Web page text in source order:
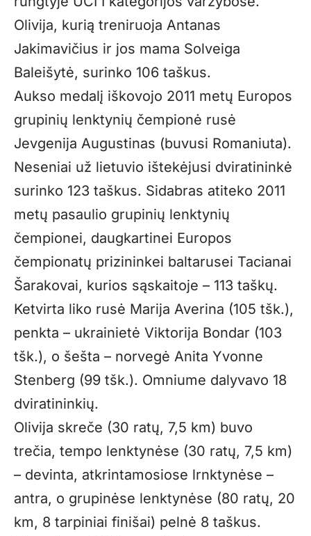
Olivija, kurią treniruoja Antanas
Jakimavičius ir jos mama Solveiga
Baleišytė, surinko 106 taškus.
Aukso medalį iškovojo 2011 metų Europos
grupinių lenktynių čempionė rusė
Jevgenija Augustinas (buvusi Romaniuta).
Neseniai už lietuvio ištekėjusi dviratininkė
surinko 123 taškus. Sidabras atiteko 2011
metų pasaulio grupinių lenktynių
čempionei, daugkartinei Europos
čempionatų prizininkei baltarusei Tacianai
Šarakovai, kurios sąskaitoje – 113 taškų.
Ketvirta liko rusė Marija Averina (105 tšk.),
penkta – ukrainietė Viktorija Bondar (103
tšk.), o šešta – norvegė Anita Yvonne
Stenberg (99 tšk.). Omniume dalyvavo 18
dviratininkių.
Olivija skreče (30 ratų, 7,5 km) buvo
trečia, tempo lenktynėse (30 ratų, 7,5 km)
– devinta, atkrintamosiose lrnktynėse –
antra, o grupinėse lenktynėse (80 ratų, 20
km, 8 tarpiniai finišai) pelnė 8 taškus.